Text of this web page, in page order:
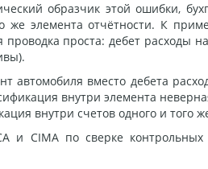
образчик этой ошибки,
же элемента отчётности. К
проста: дебет расходы
вместо дебета
внутри элемента
внутри счетов одного и того
и CIMA по сверке